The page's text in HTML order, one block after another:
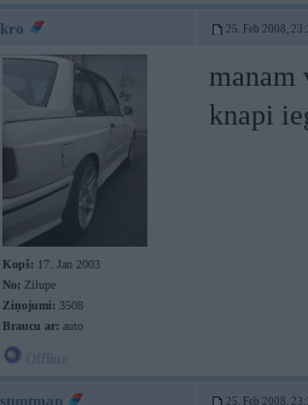
kro 25. Feb 2008,
Kopš: 17. Jan 2003
No: Zilupe
Ziņojumi: 3508
Braucu ar: auto
manam
knapi
stuntman 25. Feb 2008,